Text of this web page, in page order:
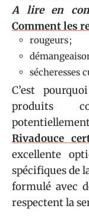
A lire en
Comment les
rougeurs ;
sécheresses
C’est
produits
Rivadouce
excellente
spécifiques de
formulé avec
respectent la